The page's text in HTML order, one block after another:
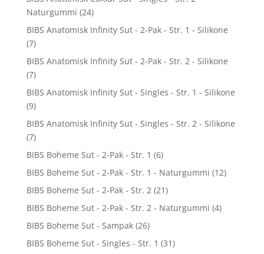
Naturgummi (24)
BIBS Anatomisk Infinity Sut - 2-Pak - Str. 1 - Silikone
(7)
BIBS Anatomisk Infinity Sut - 2-Pak - Str. 2 - Silikone
(7)
BIBS Anatomisk Infinity Sut - Singles - Str. 1 - Silikone
(9)
BIBS Anatomisk Infinity Sut - Singles - Str. 2 - Silikone
(7)
BIBS Boheme Sut - 2-Pak - Str. 1 (6)
BIBS Boheme Sut - 2-Pak - Str. 1 - Naturgummi (12)
BIBS Boheme Sut - 2-Pak - Str. 2 (21)
BIBS Boheme Sut - 2-Pak - Str. 2 - Naturgummi (4)
BIBS Boheme Sut - Sampak (26)
BIBS Boheme Sut - Singles - Str. 1 (31)